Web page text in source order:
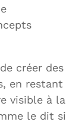
créer des
en restant
visible à la
le dit si